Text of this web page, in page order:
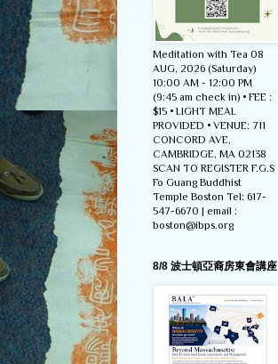
Meditation with Tea 08
AUG, 2026 (Saturday)
10:00 AM - 12:00 PM
(9:45 am check in) • FEE :
$15 • LIGHT MEAL
PROVIDED • VENUE: 711
CONCORD AVE,
CAMBRIDGE, MA 02138
SCAN TO REGISTER F.G.S
Fo Guang Buddhist
Temple Boston Tel: 617-
547-6670 | email :
boston@ibps.org
8/8 波士頓亞裔房東會講座